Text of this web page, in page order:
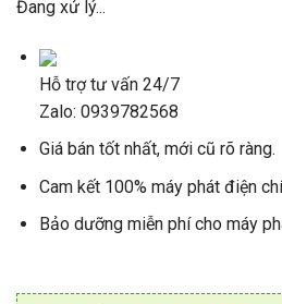
Đang xử lý...
Hỗ trợ tư vấn 24/7
Zalo: 0939782568
Giá bán tốt nhất, mới cũ rõ ràng.
Cam kết 100% máy phát điện
Bảo dưỡng miễn phí cho máy